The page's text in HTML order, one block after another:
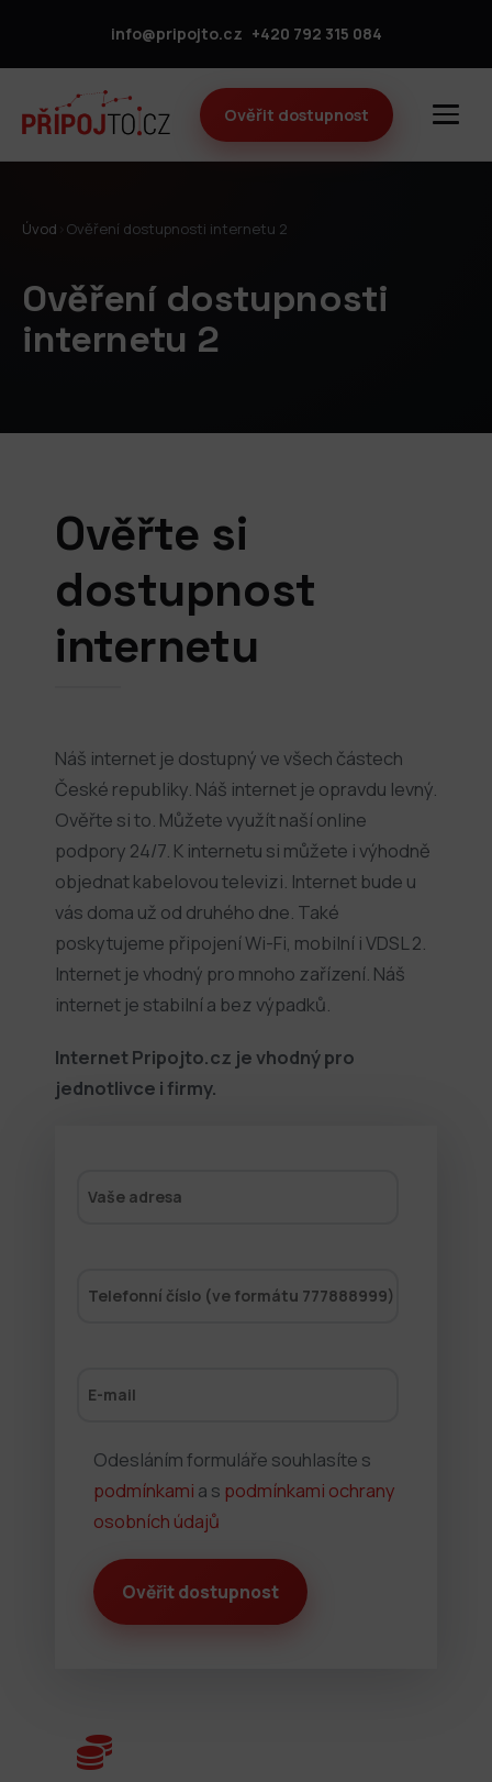
info@pripojto.cz +420 792 315 084
Ověřit dostupnost
Úvod Ověření dostupnosti internetu 2
Ověření dostupnosti
internetu 2
Ověřte si
dostupnost
internetu
Náš internet je dostupný ve všech částech
České republiky. Náš internet je opravdu levný.
Ověřte si to. Můžete využít naší online
podpory 24/7. K internetu si můžete i výhodně
objednat kabelovou televizi. Internet bude u
vás doma už od druhého dne. Také
poskytujeme připojení Wi-Fi, mobilní i VDSL 2.
Internet je vhodný pro mnoho zařízení. Náš
internet je stabilní a bez výpadků.
Internet Pripojto.cz je vhodný pro
jednotlivce i firmy.
Vaše adresa
Telefonní číslo (ve formátu 777888999)
E-mail
Odesláním formuláře souhlasíte s
podmínkami a s podmínkami ochrany
osobních údajů